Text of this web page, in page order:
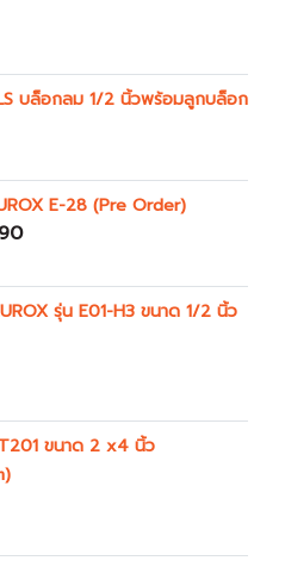
บล็อกลม 1/2 นิ้วพร้อมลูกบล็อก
E-28 (Pre Order)
รุ่น E01-H3 ขนาด 1/2 นิ้ว
ขนาด 2 x4 นิ้ว